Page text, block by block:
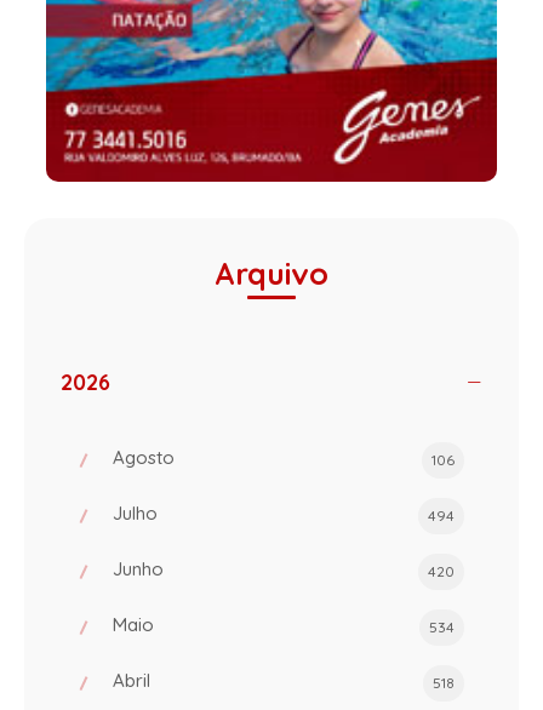
Arquivo
2026
Agosto 106
Julho 494
Junho 420
Maio 534
Abril 518